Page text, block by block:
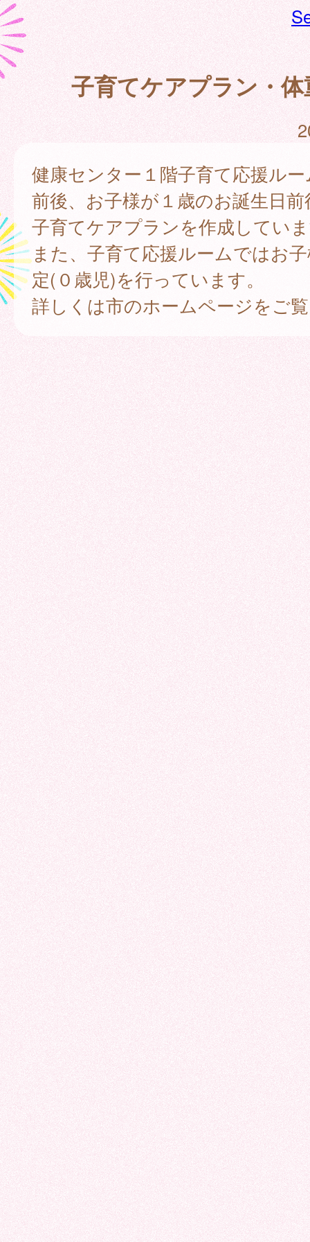
子育てケアプラン・
健康センター１階子育て応援ル
前後、お子様が１歳のお誕生日
子育てケアプランを作成してい
また、子育て応援ルームではお
定(０歳児)を行っています。
詳しくは市のホームページをご